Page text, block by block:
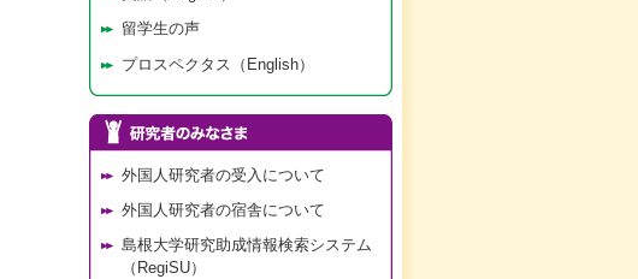
留学生の声
プロスペクタス（English）
外国人研究者の受入について
外国人研究者の宿舎について
島根大学研究助成情報検索システム
（RegiSU）